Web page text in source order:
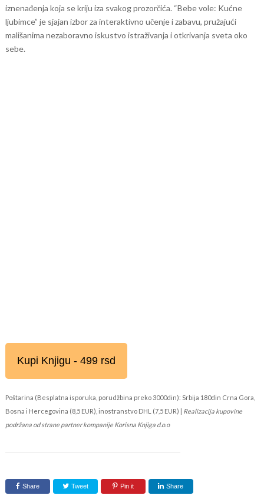
iznenađenja koja se kriju iza svakog prozorčića. “Bebe vole: Kućne
ljubimce” je sjajan izbor za interaktivno učenje i zabavu, pružajući
mališanima nezaboravno iskustvo istraživanja i otkrivanja sveta oko
sebe.
Kupi Knjigu - 499 rsd
Poštarina (Besplatna isporuka, porudžbina preko 3000din): Srbija 180din Crna Gora,
Bosna i Hercegovina (8,5 EUR), inostranstvo DHL (7,5 EUR) | Realizacija kupovine
podržana od strane partner kompanije Korisna Knjiga d.o.o
Share Tweet Pin it Share